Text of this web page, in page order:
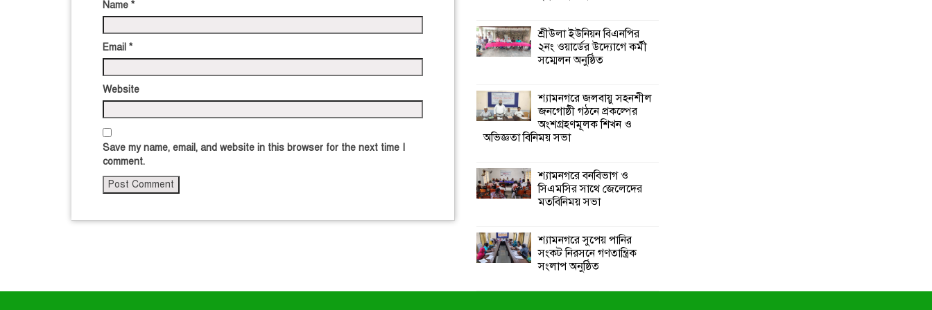
Name *
Email *
Website
Save my name, email, and website in this browser for the next time I
comment.
শ্রীউলা ইউনিয়ন বিএনপির
২নং ওয়ার্ডের উদ্যোগে কর্মী
সম্মেলন অনুষ্ঠিত
শ্যামনগরে জলবায়ু সহনশীল
জনগোষ্ঠী গঠনে প্রকল্পের
অংশগ্রহণমূলক শিখন ও
অভিজ্ঞতা বিনিময় সভা
শ্যামনগরে বনবিভাগ ও
সিএমসির সাথে জেলেদের
মতবিনিময় সভা
শ্যামনগরে সুপেয় পানির
সংকট নিরসনে গণতান্ত্রিক
সংলাপ অনুষ্ঠিত